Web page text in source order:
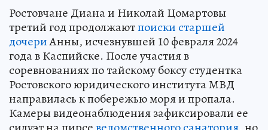
Ростовчане Диана и Николай Цомартовы
третий год продолжаютпоиски старшей
дочериАнны, исчезнувшей 10 февраля 2024
года в Каспийске. После участия в
соревнованиях по тайскому боксу студентка
Ростовского юридического института МВД
направилась к побережью моря и пропала.
Камеры видеонаблюдения зафиксировали ее